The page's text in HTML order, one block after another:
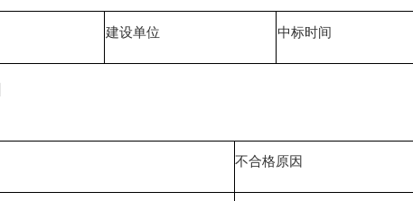
建设单位 中标时间
不合格原因